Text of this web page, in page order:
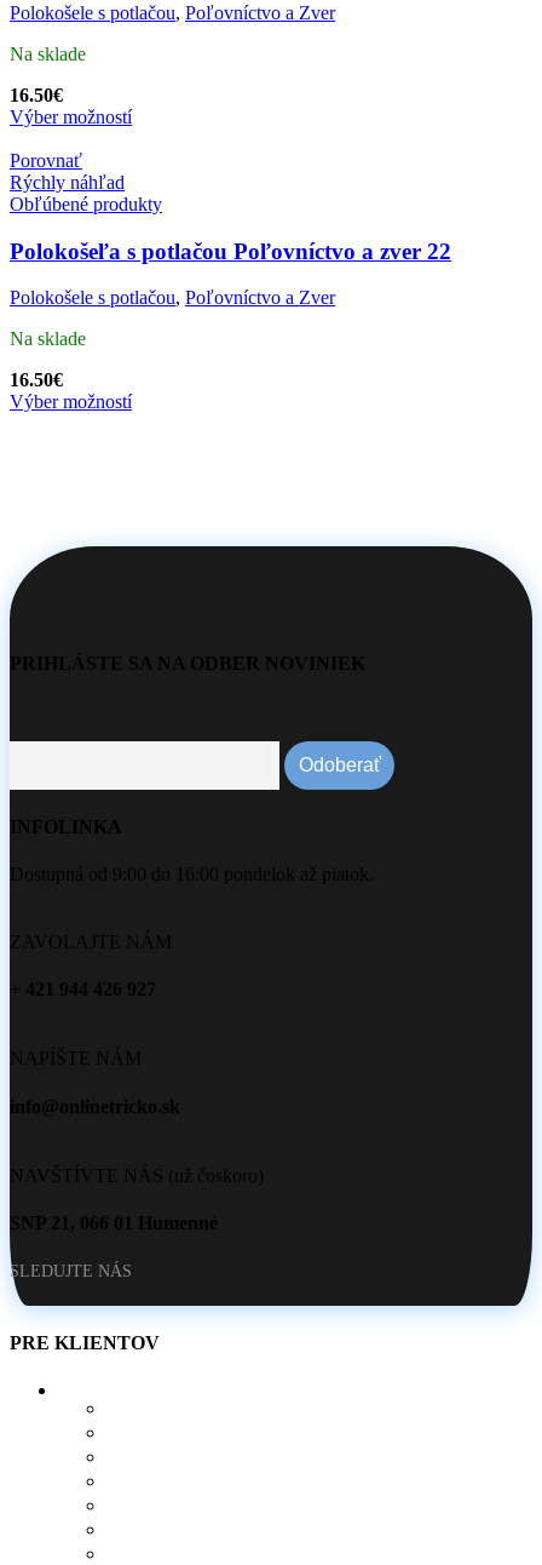
Polokošele s potlačou, Poľovníctvo a Zver
Na sklade
16.50€
Výber možností
Porovnať
Rýchly náhľad
Obľúbené produkty
Polokošeľa s potlačou Poľovníctvo a zver 22
Polokošele s potlačou, Poľovníctvo a Zver
Na sklade
16.50€
Výber možností
PRIHLÁSTE SA NA ODBER NOVINIEK
INFOLINKA
Dostupná od 9:00 do 16:00 pondelok až piatok.
ZAVOLAJTE NÁM
+ 421 944 426 927
NAPÍŠTE NÁM
info@onlinetricko.sk
NAVŠTÍVTE NÁS (už čoskoro)
SNP 21, 066 01 Humenné
SLEDUJTE NÁS
PRE KLIENTOV